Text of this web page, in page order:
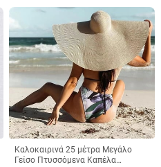
Παναμά
Καλοκαιρινά 25 μέτρα Μεγάλο
Γείσο Πτυσσόμενα Καπέλα